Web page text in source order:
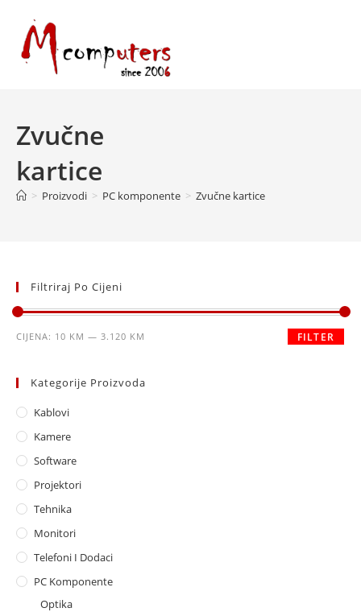
content
Zvučne
kartice
> Proizvodi > PC komponente > Zvučne kartice
Filtriraj Po Cijeni
Minimalna
Maksimalna
FILTER
CIJENA: 10 KM — 3.120 KM
Kategorije Proizvoda
Kablovi
Kamere
Software
Projektori
Tehnika
Monitori
Telefoni I Dodaci
PC Komponente
Optika